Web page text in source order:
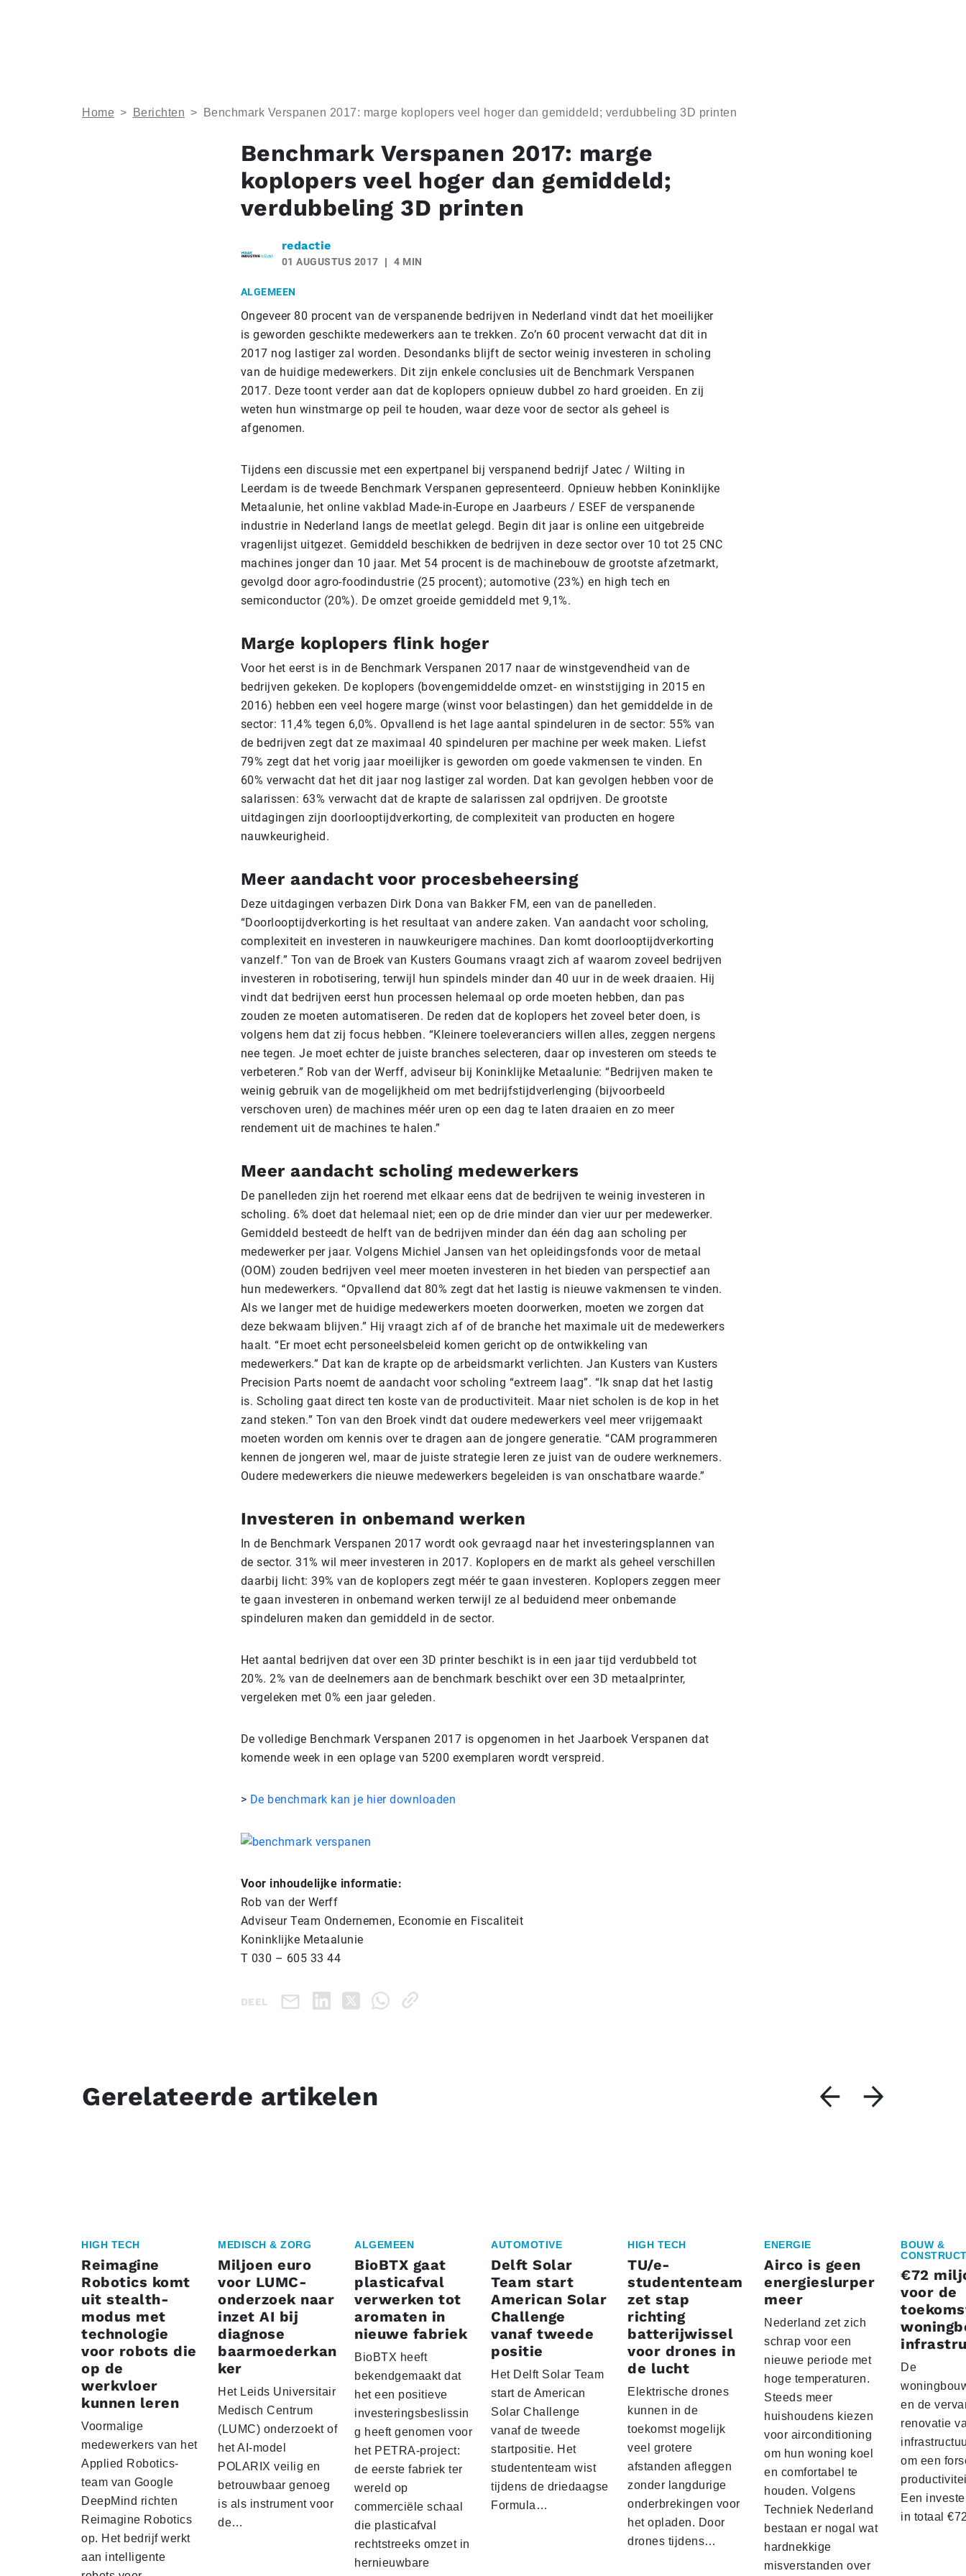
Home > Berichten > Benchmark Verspanen 2017: marge koplopers veel hoger dan gemiddeld; verdubbeling 3D printen
Benchmark Verspanen 2017: marge
koplopers veel hoger dan gemiddeld;
verdubbeling 3D printen
redactie
01 AUGUSTUS 2017 4 MIN
ALGEMEEN
Ongeveer 80 procent van de verspanende bedrijven in Nederland vindt dat het moeilijker
is geworden geschikte medewerkers aan te trekken. Zo’n 60 procent verwacht dat dit in
2017 nog lastiger zal worden. Desondanks blijft de sector weinig investeren in scholing
van de huidige medewerkers. Dit zijn enkele conclusies uit de Benchmark Verspanen
2017. Deze toont verder aan dat de koplopers opnieuw dubbel zo hard groeiden. En zij
weten hun winstmarge op peil te houden, waar deze voor de sector als geheel is
afgenomen.
Tijdens een discussie met een expertpanel bij verspanend bedrijf Jatec / Wilting in
Leerdam is de tweede Benchmark Verspanen gepresenteerd. Opnieuw hebben Koninklijke
Metaalunie, het online vakblad Made-in-Europe en Jaarbeurs / ESEF de verspanende
industrie in Nederland langs de meetlat gelegd. Begin dit jaar is online een uitgebreide
vragenlijst uitgezet. Gemiddeld beschikken de bedrijven in deze sector over 10 tot 25 CNC
machines jonger dan 10 jaar. Met 54 procent is de machinebouw de grootste afzetmarkt,
gevolgd door agro-foodindustrie (25 procent); automotive (23%) en high tech en
semiconductor (20%). De omzet groeide gemiddeld met 9,1%.
Marge koplopers flink hoger
Voor het eerst is in de Benchmark Verspanen 2017 naar de winstgevendheid van de
bedrijven gekeken. De koplopers (bovengemiddelde omzet- en winststijging in 2015 en
2016) hebben een veel hogere marge (winst voor belastingen) dan het gemiddelde in de
sector: 11,4% tegen 6,0%. Opvallend is het lage aantal spindeluren in de sector: 55% van
de bedrijven zegt dat ze maximaal 40 spindeluren per machine per week maken. Liefst
79% zegt dat het vorig jaar moeilijker is geworden om goede vakmensen te vinden. En
60% verwacht dat het dit jaar nog lastiger zal worden. Dat kan gevolgen hebben voor de
salarissen: 63% verwacht dat de krapte de salarissen zal opdrijven. De grootste
uitdagingen zijn doorlooptijdverkorting, de complexiteit van producten en hogere
nauwkeurigheid.
Meer aandacht voor procesbeheersing
Deze uitdagingen verbazen Dirk Dona van Bakker FM, een van de panelleden.
“Doorlooptijdverkorting is het resultaat van andere zaken. Van aandacht voor scholing,
complexiteit en investeren in nauwkeurigere machines. Dan komt doorlooptijdverkorting
vanzelf.” Ton van de Broek van Kusters Goumans vraagt zich af waarom zoveel bedrijven
investeren in robotisering, terwijl hun spindels minder dan 40 uur in de week draaien. Hij
vindt dat bedrijven eerst hun processen helemaal op orde moeten hebben, dan pas
zouden ze moeten automatiseren. De reden dat de koplopers het zoveel beter doen, is
volgens hem dat zij focus hebben. “Kleinere toeleveranciers willen alles, zeggen nergens
nee tegen. Je moet echter de juiste branches selecteren, daar op investeren om steeds te
verbeteren.” Rob van der Werff, adviseur bij Koninklijke Metaalunie: “Bedrijven maken te
weinig gebruik van de mogelijkheid om met bedrijfstijdverlenging (bijvoorbeeld
verschoven uren) de machines méér uren op een dag te laten draaien en zo meer
rendement uit de machines te halen.”
Meer aandacht scholing medewerkers
De panelleden zijn het roerend met elkaar eens dat de bedrijven te weinig investeren in
scholing. 6% doet dat helemaal niet; een op de drie minder dan vier uur per medewerker.
Gemiddeld besteedt de helft van de bedrijven minder dan één dag aan scholing per
medewerker per jaar. Volgens Michiel Jansen van het opleidingsfonds voor de metaal
(OOM) zouden bedrijven veel meer moeten investeren in het bieden van perspectief aan
hun medewerkers. “Opvallend dat 80% zegt dat het lastig is nieuwe vakmensen te vinden.
Als we langer met de huidige medewerkers moeten doorwerken, moeten we zorgen dat
deze bekwaam blijven.” Hij vraagt zich af of de branche het maximale uit de medewerkers
haalt. “Er moet echt personeelsbeleid komen gericht op de ontwikkeling van
medewerkers.” Dat kan de krapte op de arbeidsmarkt verlichten. Jan Kusters van Kusters
Precision Parts noemt de aandacht voor scholing “extreem laag”. “Ik snap dat het lastig
is. Scholing gaat direct ten koste van de productiviteit. Maar niet scholen is de kop in het
zand steken.” Ton van den Broek vindt dat oudere medewerkers veel meer vrijgemaakt
moeten worden om kennis over te dragen aan de jongere generatie. “CAM programmeren
kennen de jongeren wel, maar de juiste strategie leren ze juist van de oudere werknemers.
Oudere medewerkers die nieuwe medewerkers begeleiden is van onschatbare waarde.”
Investeren in onbemand werken
In de Benchmark Verspanen 2017 wordt ook gevraagd naar het investeringsplannen van
de sector. 31% wil meer investeren in 2017. Koplopers en de markt als geheel verschillen
daarbij licht: 39% van de koplopers zegt méér te gaan investeren. Koplopers zeggen meer
te gaan investeren in onbemand werken terwijl ze al beduidend meer onbemande
spindeluren maken dan gemiddeld in de sector.
Het aantal bedrijven dat over een 3D printer beschikt is in een jaar tijd verdubbeld tot
20%. 2% van de deelnemers aan de benchmark beschikt over een 3D metaalprinter,
vergeleken met 0% een jaar geleden.
De volledige Benchmark Verspanen 2017 is opgenomen in het Jaarboek Verspanen dat
komende week in een oplage van 5200 exemplaren wordt verspreid.
> De benchmark kan je hier downloaden
Voor inhoudelijke informatie:
Rob van der Werff
Adviseur Team Ondernemen, Economie en Fiscaliteit
Koninklijke Metaalunie
T 030 – 605 33 44
DEEL
Gerelateerde artikelen
HIGH TECH
Reimagine
Robotics komt
uit stealth-
modus met
technologie
voor robots die
op de
werkvloer
kunnen leren
Voormalige
medewerkers van het
Applied Robotics-
team van Google
DeepMind richten
Reimagine Robotics
op. Het bedrijf werkt
aan intelligente
MEDISCH & ZORG
Miljoen euro
voor LUMC-
onderzoek naar
inzet AI bij
diagnose
baarmoederkan
ker
Het Leids Universitair
Medisch Centrum
(LUMC) onderzoekt of
het AI-model
POLARIX veilig en
betrouwbaar genoeg
is als instrument voor
de…
ALGEMEEN
BioBTX gaat
plasticafval
verwerken tot
aromaten in
nieuwe fabriek
BioBTX heeft
bekendgemaakt dat
het een positieve
investeringsbeslissin
g heeft genomen voor
het PETRA-project:
de eerste fabriek ter
wereld op
commerciële schaal
die plasticafval
rechtstreeks omzet in
hernieuwbare
AUTOMOTIVE
Delft Solar
Team start
American Solar
Challenge
vanaf tweede
positie
Het Delft Solar Team
start de American
Solar Challenge
vanaf de tweede
startpositie. Het
studententeam wist
tijdens de driedaagse
Formula…
HIGH TECH
TU/e-
studententeam
zet stap
richting
batterijwissel
voor drones in
de lucht
Elektrische drones
kunnen in de
toekomst mogelijk
veel grotere
afstanden afleggen
zonder langdurige
onderbrekingen voor
het opladen. Door
drones tijdens…
ENERGIE
Airco is geen
energieslurper
meer
Nederland zet zich
schrap voor een
nieuwe periode met
hoge temperaturen.
Steeds meer
huishoudens kiezen
voor airconditioning
om hun woning koel
en comfortabel te
houden. Volgens
Techniek Nederland
bestaan er nogal wat
hardnekkige
misverstanden over
BOUW &
€72
voor de
De
en de
renovatie
om een
Een
in totaal